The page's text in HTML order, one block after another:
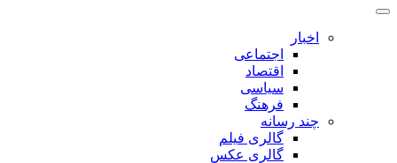
اخبار
اجتماعی
اقتصاد
سیاسی
فرهنگ
چند رسانه
گالری فیلم
گالری عکس